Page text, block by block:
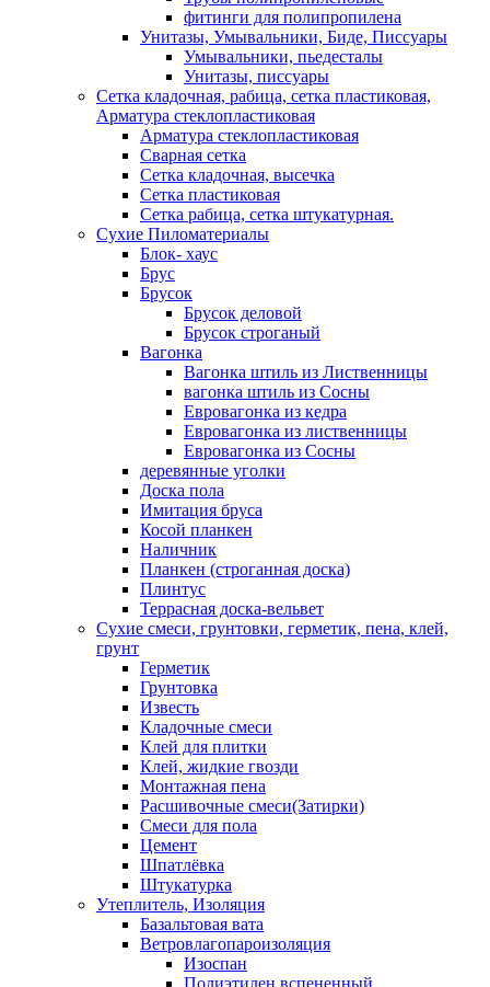
фитинги для полипропилена
Унитазы, Умывальники, Биде, Писсуары
Умывальники, пьедесталы
Унитазы, писсуары
Сетка кладочная, рабица, сетка пластиковая,
Арматура стеклопластиковая
Арматура стеклопластиковая
Сварная сетка
Сетка кладочная, высечка
Сетка пластиковая
Сетка рабица, сетка штукатурная.
Сухие Пиломатериалы
Блок- хаус
Брус
Брусок
Брусок деловой
Брусок строганый
Вагонка
Вагонка штиль из Лиственницы
вагонка штиль из Сосны
Евровагонка из кедра
Евровагонка из лиственницы
Евровагонка из Сосны
деревянные уголки
Доска пола
Имитация бруса
Косой планкен
Наличник
Планкен (строганная доска)
Плинтус
Террасная доска-вельвет
Сухие смеси, грунтовки, герметик, пена, клей,
грунт
Герметик
Грунтовка
Известь
Кладочные смеси
Клей для плитки
Клей, жидкие гвозди
Монтажная пена
Расшивочные смеси(Затирки)
Смеси для пола
Цемент
Шпатлёвка
Штукатурка
Утеплитель, Изоляция
Базальтовая вата
Ветровлагопароизоляция
Изоспан